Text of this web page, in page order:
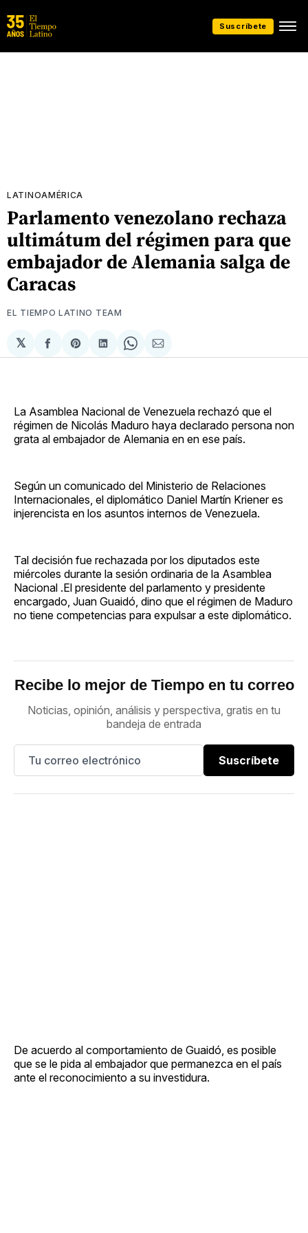
Suscríbete
LATINOAMÉRICA
Parlamento venezolano rechaza
ultimátum del régimen para que
embajador de Alemania salga de
Caracas
EL TIEMPO LATINO TEAM
𝕏
Compartir
en
Share
on
Compartir
en
Share
on
Compartir
via
La Asamblea Nacional de Venezuela rechazó que el
régimen de Nicolás Maduro haya declarado persona non
grata al embajador de Alemania en en ese país.
Según un comunicado del Ministerio de Relaciones
Internacionales, el diplomático Daniel Martín Kriener es
injerencista en los asuntos internos de Venezuela.
Tal decisión fue rechazada por los diputados este
miércoles durante la sesión ordinaria de la Asamblea
Nacional .El presidente del parlamento y presidente
encargado, Juan Guaidó, dino que el régimen de Maduro
no tiene competencias para expulsar a este diplomático.
Recibe lo mejor de Tiempo en tu correo
Noticias, opinión, análisis y perspectiva, gratis en tu
bandeja de entrada
Suscríbete
De acuerdo al comportamiento de Guaidó, es posible
que se le pida al embajador que permanezca en el país
ante el reconocimiento a su investidura.